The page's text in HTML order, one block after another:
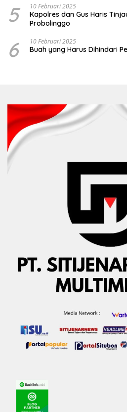
5 10 Februari 2025
Kapolres dan Gus Haris
Probolinggo
6 10 Februari 2025
Buah yang Harus Dihindari